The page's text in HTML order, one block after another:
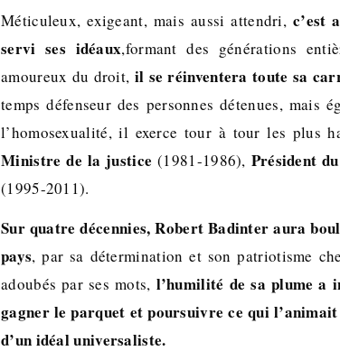
Méticuleux, exigeant, mais aussi attendri, c’est
servi ses idéaux,formant des générations
amoureux du droit, il se réinventera toute sa
temps défenseur des personnes détenues,
l’homosexualité, il exerce tour à tour les plus
Ministre de la justice (1981-1986), Président
(1995-2011).
Sur quatre décennies, Robert Badinter aura
pays, par sa détermination et son patriotisme
adoubés par ses mots, l’humilité de sa plume a
gagner le parquet et poursuivre ce qui
d’un idéal universaliste.